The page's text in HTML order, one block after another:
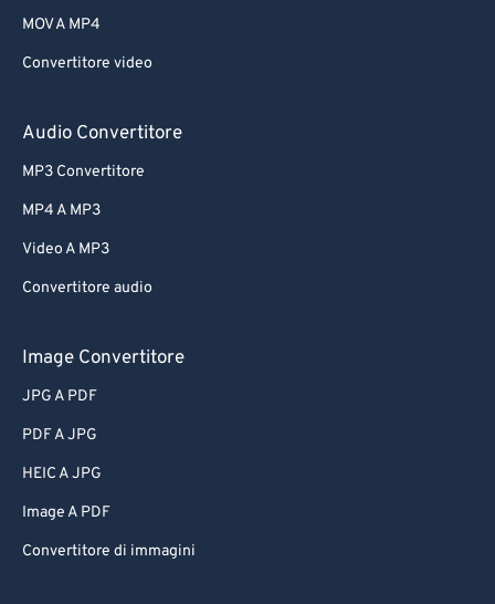
MOV A MP4
Convertitore video
Audio Convertitore
MP3 Convertitore
MP4 A MP3
Video A MP3
Convertitore audio
Image Convertitore
JPG A PDF
PDF A JPG
HEIC A JPG
Image A PDF
Convertitore di immagini